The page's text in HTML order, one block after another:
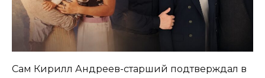
Сам Кирилл Андреев-старший подтверждал в